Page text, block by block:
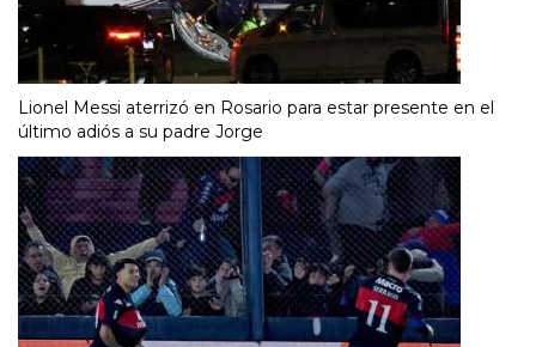
Lionel Messi aterrizó en Rosario para estar presente en el
último adiós a su padre Jorge